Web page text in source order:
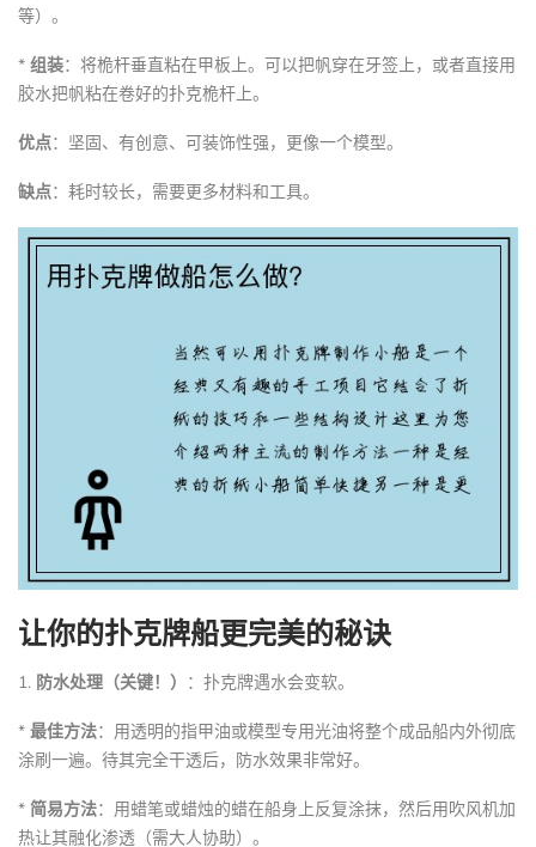
等）。
* 组装：将桅杆垂直粘在甲板上。可以把帆穿在牙签上，或者直接用
胶水把帆粘在卷好的扑克桅杆上。
优点：坚固、有创意、可装饰性强，更像一个模型。
缺点：耗时较长，需要更多材料和工具。
让你的扑克牌船更完美的秘诀
1. 防水处理（关键！） ：扑克牌遇水会变软。
* 最佳方法：用透明的指甲油或模型专用光油将整个成品船内外彻底
涂刷一遍。待其完全干透后，防水效果非常好。
* 简易方法：用蜡笔或蜡烛的蜡在船身上反复涂抹，然后用吹风机加
热让其融化渗透（需大人协助）。